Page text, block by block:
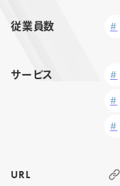
従業員数
サービス
URL